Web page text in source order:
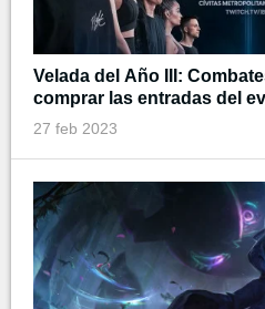
Velada del Año III:
comprar las entradas del
27 feb 2023